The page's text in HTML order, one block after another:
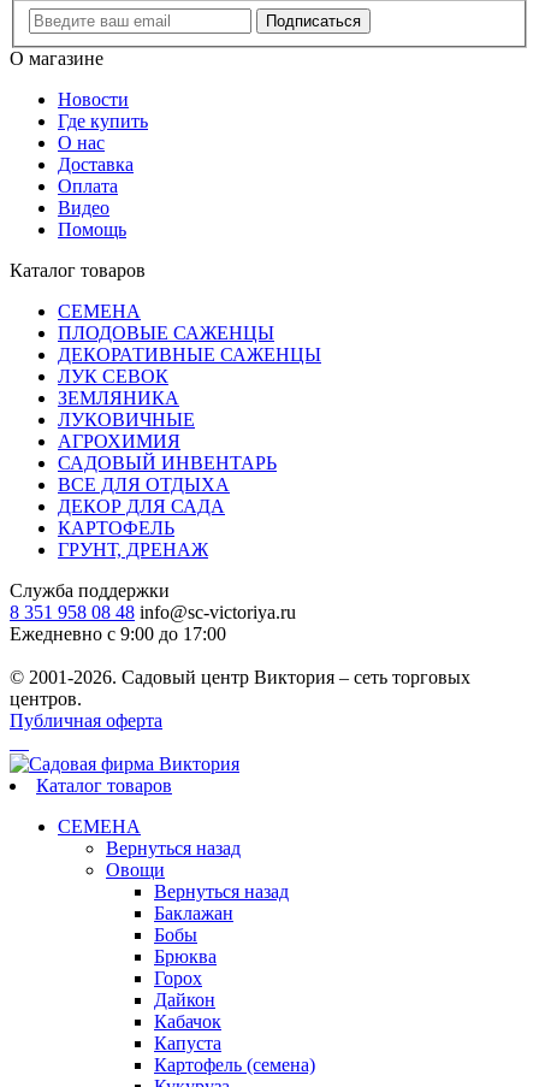
Подписаться
О магазине
Новости
Где купить
О нас
Доставка
Оплата
Видео
Помощь
Каталог товаров
СЕМЕНА
ПЛОДОВЫЕ САЖЕНЦЫ
ДЕКОРАТИВНЫЕ САЖЕНЦЫ
ЛУК СЕВОК
ЗЕМЛЯНИКА
ЛУКОВИЧНЫЕ
АГРОХИМИЯ
САДОВЫЙ ИНВЕНТАРЬ
ВСЕ ДЛЯ ОТДЫХА
ДЕКОР ДЛЯ САДА
КАРТОФЕЛЬ
ГРУНТ, ДРЕНАЖ
Служба поддержки
8 351 958 08 48 info@sc-victoriya.ru
Ежедневно с 9:00 до 17:00
© 2001-2026. Садовый центр Виктория – сеть торговых
центров.
Публичная оферта
Каталог товаров
СЕМЕНА
Вернуться назад
Овощи
Вернуться назад
Баклажан
Бобы
Брюква
Горох
Дайкон
Кабачок
Капуста
Картофель (семена)